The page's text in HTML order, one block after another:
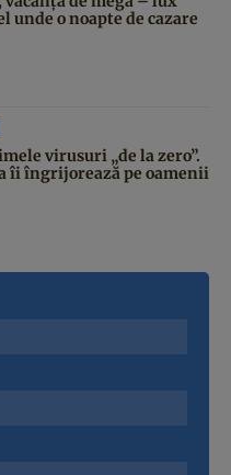
unde o noapte de cazare
virusuri „de la zero”.
îi îngrijorează pe oamenii